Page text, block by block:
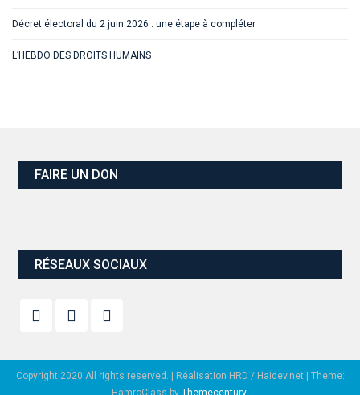
Décret électoral du 2 juin 2026 : une étape à compléter
L’HEBDO DES DROITS HUMAINS
FAIRE UN DON
RÉSEAUX SOCIAUX
Copyright 2020 All rights reserved. | Réalisation HRD / Haidev.net | Theme:
HamroClass by Themecentury.